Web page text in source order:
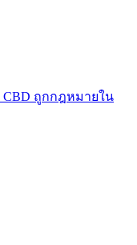
CBD ถูกกฎหมายใน